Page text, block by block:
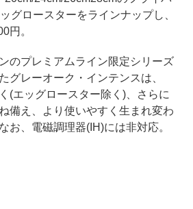
グロースターをラインナップし、
円。
のプレミアムライン限定シリーズ
グレーオーク・インテンスは、
(エッグロースター除く)、さらに
備え、より使いやすく生まれ変わ
お、電磁調理器(IH)には非対応。